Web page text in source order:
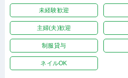
未経験歓迎
主婦(夫)歓迎
制服貸与
ネイルOK